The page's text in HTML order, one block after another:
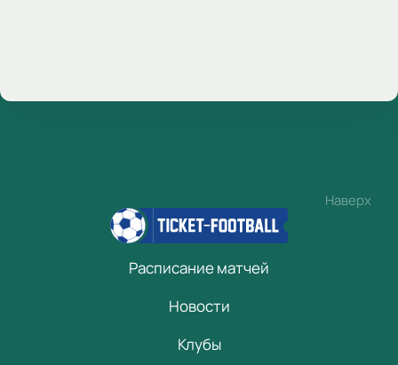
Наверх
Расписание матчей
Новости
Клубы